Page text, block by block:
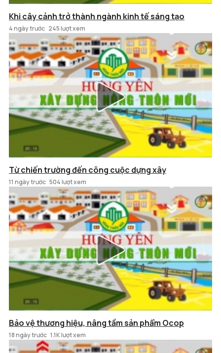
Khi cây cảnh trở thành ngành kinh tế sáng tạo
4 ngày trước 245 lượt xem
Từ chiến trường đến công cuộc dựng xây
11 ngày trước 504 lượt xem
Bảo vệ thương hiệu, nâng tầm sản phẩm Ocop
18 ngày trước 1.1K lượt xem